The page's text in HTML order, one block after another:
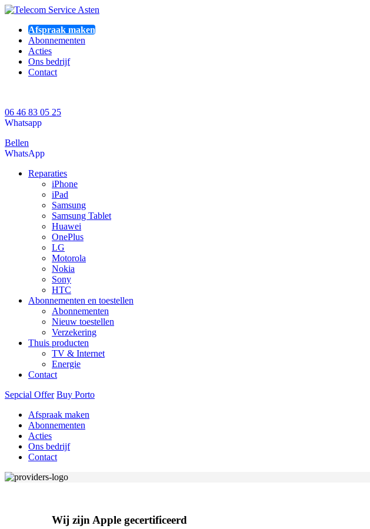
Afspraak maken
Abonnementen
Acties
Ons bedrijf
Contact
06 46 83 05 25
Whatsapp
Bellen
WhatsApp
Reparaties
iPhone
iPad
Samsung
Samsung Tablet
Huawei
OnePlus
LG
Motorola
Nokia
Sony
HTC
Abonnementen en toestellen
Abonnementen
Nieuw toestellen
Verzekering
Thuis producten
TV & Internet
Energie
Contact
Sepcial Offer Buy Porto
Afspraak maken
Abonnementen
Acties
Ons bedrijf
Contact
Wij zijn Apple gecertificeerd